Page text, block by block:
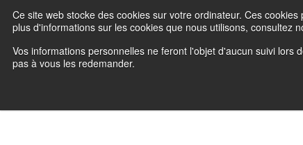
Ce site web stocke des cookies sur votre ordinateur. Ces
plus d'informations sur les cookies que nous utilisons, consultez
Vos informations personnelles ne feront l'objet d'aucun suivi
pas à vous les redemander.
Preserving data ecosystems
Pourquoi